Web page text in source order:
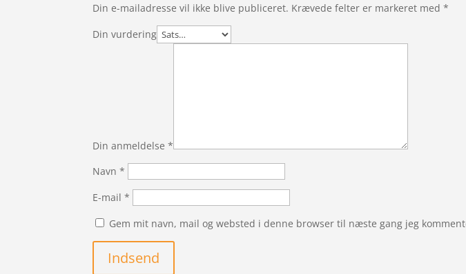
Din e-mailadresse vil ikke blive publiceret. Krævede felter er markeret med*
Din vurdering
Din anmeldelse*
Navn*
E-mail*
Gem mit navn, mail og websted i denne browser til næste gang jeg
Indsend